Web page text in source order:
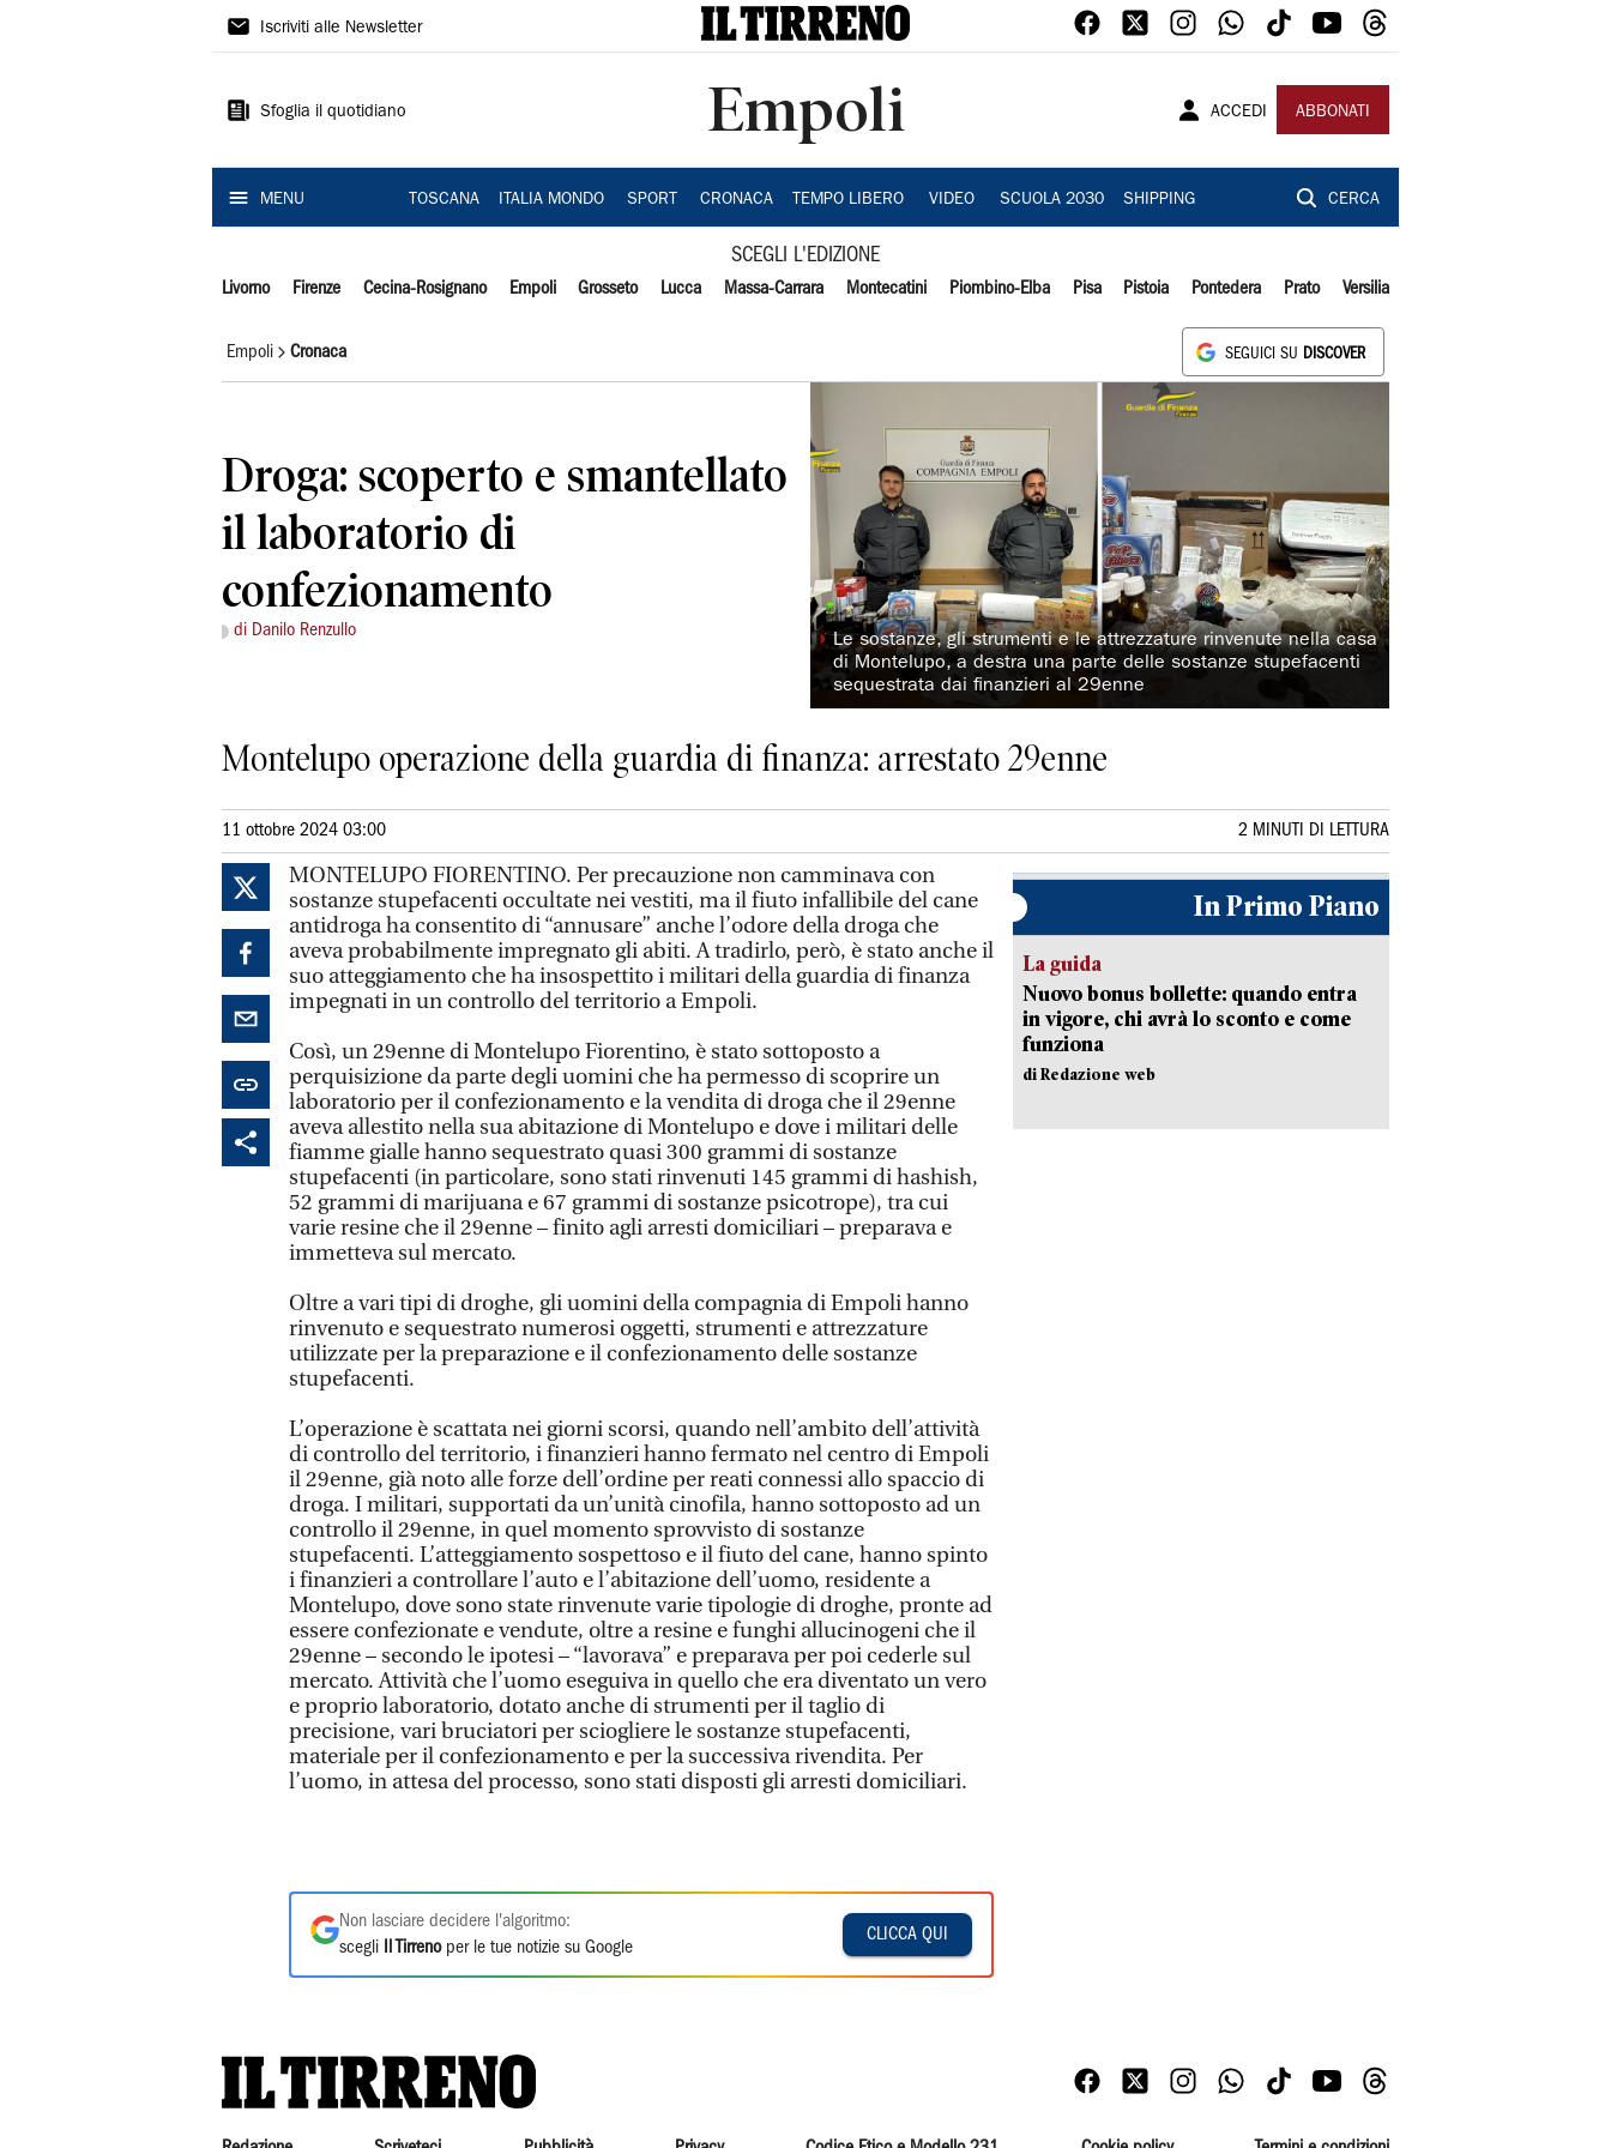
Il
Iscriviti alle Newsletter
Sfoglia il quotidiano Empoli ACCEDI ABBONATI
MENU TOSCANA ITALIA MONDO SPORT CRONACA TEMPO LIBERO VIDEO SCUOLA 2030 SHIPPING CERCA
SCEGLI L'EDIZIONE
Livorno Firenze Cecina-Rosignano Empoli Grosseto Lucca Massa-Carrara Montecatini Piombino-Elba Pisa Pistoia Pontedera Prato Versilia
Empoli Cronaca SEGUICI SU DISCOVER
Droga: scoperto e smantellato
il laboratorio di
confezionamento
di Danilo Renzullo ◗ Le sostanze, gli strumenti e le attrezzature rinvenute nella casa
di Montelupo, a destra una parte delle sostanze stupefacenti
sequestrata dai finanzieri al 29enne
Montelupo operazione della guardia di finanza: arrestato 29enne
11 ottobre 2024 03:00 2 MINUTI DI LETTURA
MONTELUPO FIORENTINO. Per precauzione non camminava con
sostanze stupefacenti occultate nei vestiti, ma il fiuto infallibile del cane
antidroga ha consentito di “annusare” anche l’odore della droga che
aveva probabilmente impregnato gli abiti. A tradirlo, però, è stato anche il
suo atteggiamento che ha insospettito i militari della guardia di finanza
impegnati in un controllo del territorio a Empoli.
Così, un 29enne di Montelupo Fiorentino, è stato sottoposto a
perquisizione da parte degli uomini che ha permesso di scoprire un
laboratorio per il confezionamento e la vendita di droga che il 29enne
aveva allestito nella sua abitazione di Montelupo e dove i militari delle
fiamme gialle hanno sequestrato quasi 300 grammi di sostanze
stupefacenti (in particolare, sono stati rinvenuti 145 grammi di hashish,
52 grammi di marijuana e 67 grammi di sostanze psicotrope), tra cui
varie resine che il 29enne – finito agli arresti domiciliari – preparava e
immetteva sul mercato.
Oltre a vari tipi di droghe, gli uomini della compagnia di Empoli hanno
rinvenuto e sequestrato numerosi oggetti, strumenti e attrezzature
utilizzate per la preparazione e il confezionamento delle sostanze
stupefacenti.
L’operazione è scattata nei giorni scorsi, quando nell’ambito dell’attività
di controllo del territorio, i finanzieri hanno fermato nel centro di Empoli
il 29enne, già noto alle forze dell’ordine per reati connessi allo spaccio di
droga. I militari, supportati da un’unità cinofila, hanno sottoposto ad un
controllo il 29enne, in quel momento sprovvisto di sostanze
stupefacenti. L’atteggiamento sospettoso e il fiuto del cane, hanno spinto
i finanzieri a controllare l’auto e l’abitazione dell’uomo, residente a
Montelupo, dove sono state rinvenute varie tipologie di droghe, pronte ad
essere confezionate e vendute, oltre a resine e funghi allucinogeni che il
29enne – secondo le ipotesi – “lavorava” e preparava per poi cederle sul
mercato. Attività che l’uomo eseguiva in quello che era diventato un vero
e proprio laboratorio, dotato anche di strumenti per il taglio di
precisione, vari bruciatori per sciogliere le sostanze stupefacenti,
materiale per il confezionamento e per la successiva rivendita. Per
l’uomo, in attesa del processo, sono stati disposti gli arresti domiciliari.
Non lasciare decidere l'algoritmo:
scegli
Il Tirrenoper le tue notizie su Google
CLICCA QUI
In Primo Piano
La guida
Nuovo bonus bollette: quando entra
in vigore, chi avrà lo sconto e come
funziona
di Redazione web